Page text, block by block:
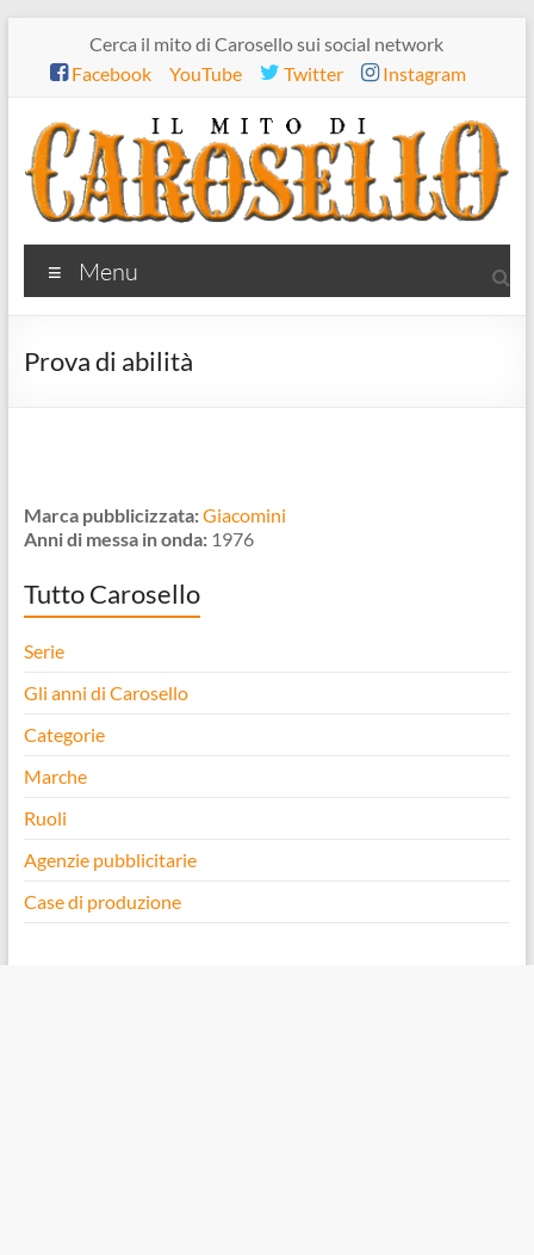
contenuto
Cerca il mito di Carosello sui social network
Facebook
YouTube Twitter Instagram
Il
mito
di
Menu
Prova di abilità
Marca pubblicizzata:Giacomini
Anni di messa in onda:1976
Tutto Carosello
Serie
Gli anni di Carosello
Categorie
Marche
Ruoli
Agenzie pubblicitarie
Case di produzione